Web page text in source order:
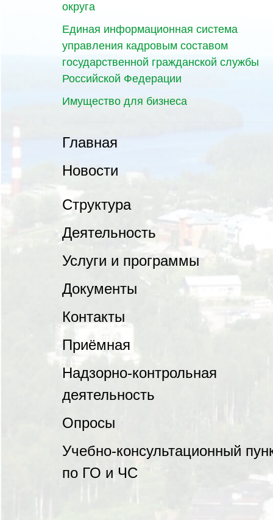
округа
Единая информационная система
управления кадровым составом
государственной гражданской службы
Российской Федерации
Имущество для бизнеса
Главная
Новости
Структура
Деятельность
Услуги и программы
Документы
Контакты
Приёмная
Надзорно-контрольная
деятельность
Опросы
Учебно-консультационный
по ГО и ЧС